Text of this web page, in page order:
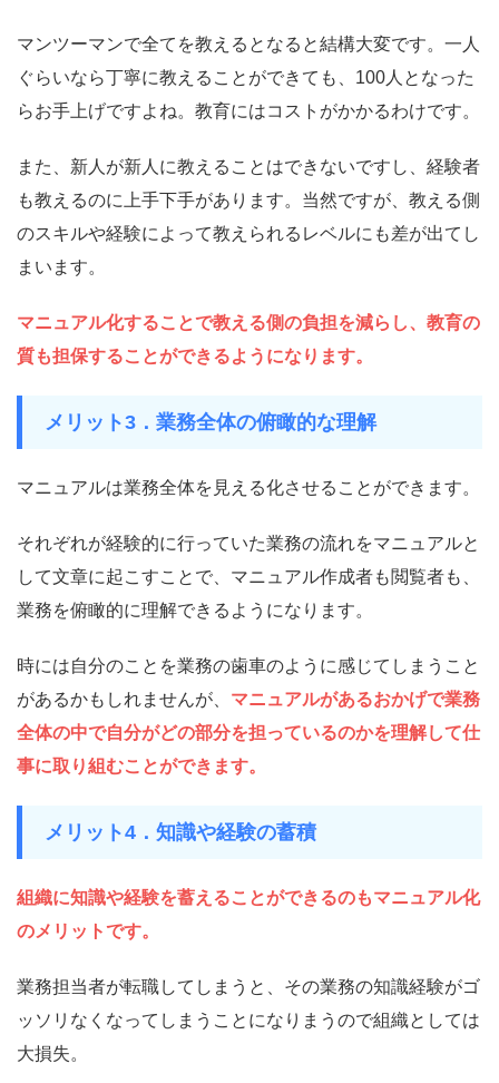
マンツーマンで全てを教えるとなると結構大変です。一人
ぐらいなら丁寧に教えることができても、100人となった
らお手上げですよね。 教育にはコストがかかるわけです。
また、新人が新人に教えることはできないですし、経験者
も教えるのに上手下手があります。当然ですが、教える側
のスキルや経験によって教えられるレベルにも差が出てし
まいます。
マニュアル化することで教える側の負担を減らし、教育の
質も担保することができるようになります。
メリット3．業務全体の俯瞰的な理解
マニュアルは業務全体を見える化させることができます。
それぞれが経験的に行っていた業務の流れをマニュアルと
して文章に起こすことで、マニュアル作成者も閲覧者も、
業務を俯瞰的に理解できるようになります。
時には自分のことを業務の歯車のように感じてしまうこと
があるかもしれませんが、 マニュアルがあるおかげで業務
全体の中で自分がどの部分を担っているのかを理解して仕
事に取り組むことができます。
メリット4．知識や経験の蓄積
組織に知識や経験を蓄えることができるのもマニュアル化
のメリットです。
業務担当者が転職してしまうと、その業務の知識経験がゴ
ッソリなくなってしまうことになりまうので組織としては
大損失。